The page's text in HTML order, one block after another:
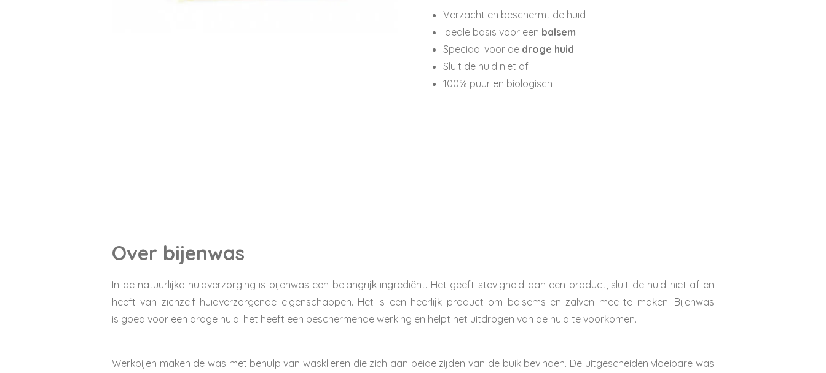
Verzacht en beschermt de huid
Ideale basis voor een balsem
Speciaal voor de droge huid
Sluit de huid niet af
100% puur en biologisch
Over bijenwas
In de natuurlijke huidverzorging is bijenwas een belangrijk ingrediënt. Het geeft stevigheid aan een product, sluit de huid niet af en
heeft van zichzelf huidverzorgende eigenschappen. Het is een heerlijk product om balsems en zalven meete maken! Bijenwas
is goed voor een droge huid: het heeft een beschermende werking en helpt het uitdrogen van de huid te voorkomen.
Werkbijen maken de was met behulp van wasklieren die zich aan beide zijden van de buik bevinden. De uitgescheiden vloeibare was